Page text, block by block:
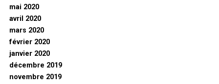
mai 2020
avril 2020
mars 2020
février 2020
janvier 2020
décembre 2019
novembre 2019